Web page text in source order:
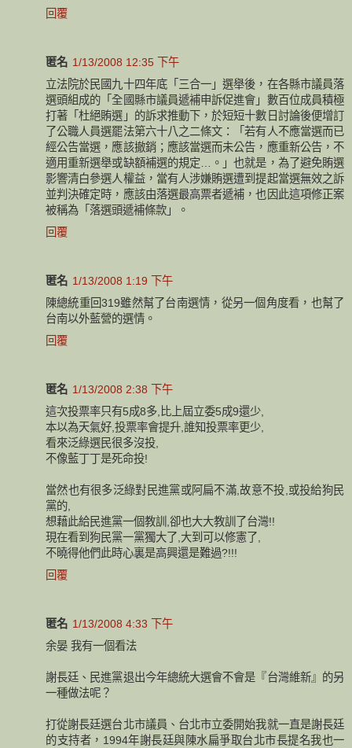
回覆
匿名 1/13/2008 12:35 下午
立法院於民國九十四年底「三合一」選舉後，在各縣市議員落
選頭組成的「全國縣市議員遞補申訴促進會」數百位成員積極
打著「杜絕賄選」的訴求推動下，於短短十數日討論後便增訂
了公職人員選罷法第六十八之二條文：「若有人不應當選而已
經公告當選，應該撤銷；應該當選而未公告，應重新公告，不
適用重新選舉或缺額補選的規定…。」也就是，為了避免賄選
影響清白參選人權益，當有人涉嫌賄選遭到提起當選無效之訴
並判決確定時，應該由落選最高票者遞補，也因此這項修正案
被稱為「落選頭遞補條款」。
回覆
匿名 1/13/2008 1:19 下午
陳總統重回319雖然幫了台南選情，從另一個角度看，也幫了
台南以外藍營的選情。
回覆
匿名 1/13/2008 2:38 下午
這次投票率只有5成8多,比上屆立委5成9還少,
本以為天氣好,投票率會提升,誰知投票率更少,
看來泛綠選民很多沒投,
不像藍丁丁是死命投!
當然也有很多泛綠對民進黨或阿扁不滿,故意不投,或投給狗民
黨的,
想藉此給民進黨一個教訓,卻也大大教訓了台灣!!
現在看到狗民黨一黨獨大了,大到可以修憲了,
不曉得他們此時心裏是高興還是難過?!!!
回覆
匿名 1/13/2008 4:33 下午
余晏 我有一個看法
謝長廷、民進黨退出今年總統大選會不會是『台灣維新』的另
一種做法呢？
打從謝長廷選台北市議員、台北市立委開始我就一直是謝長廷
的支持者，1994年謝長廷與陳水扁爭取台北市長提名我也一